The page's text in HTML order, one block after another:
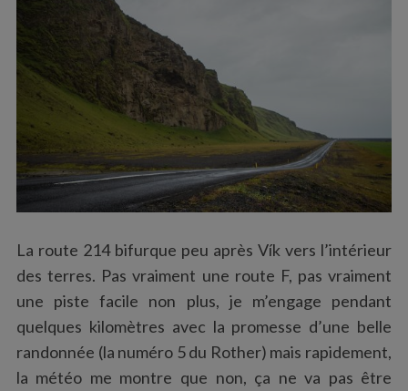
La route 214 bifurque peu après Vík vers l’intérieur
des terres. Pas vraiment une route F, pas vraiment
une piste facile non plus, je m’engage pendant
quelques kilomètres avec la promesse d’une belle
randonnée (la numéro 5 du Rother) mais rapidement,
la météo me montre que non, ça ne va pas être